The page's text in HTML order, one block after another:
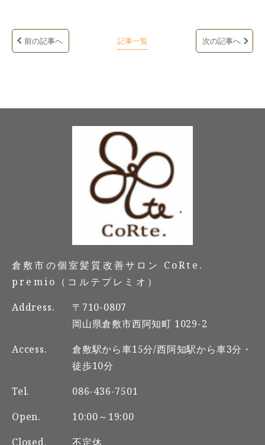
前の記事へ 記事一覧 次の記事へ
倉敷市の個室髪質改善サロン CoRte.
premio（コルテプレミオ）
Address.
〒710-0807
岡山県倉敷市西阿知町 1029-2
Access.
倉敷駅から車15分/西阿知駅から車3分・
徒歩10分
Tel.
086-436-7501
Open.
10:00～19:00
Closed.
不定休